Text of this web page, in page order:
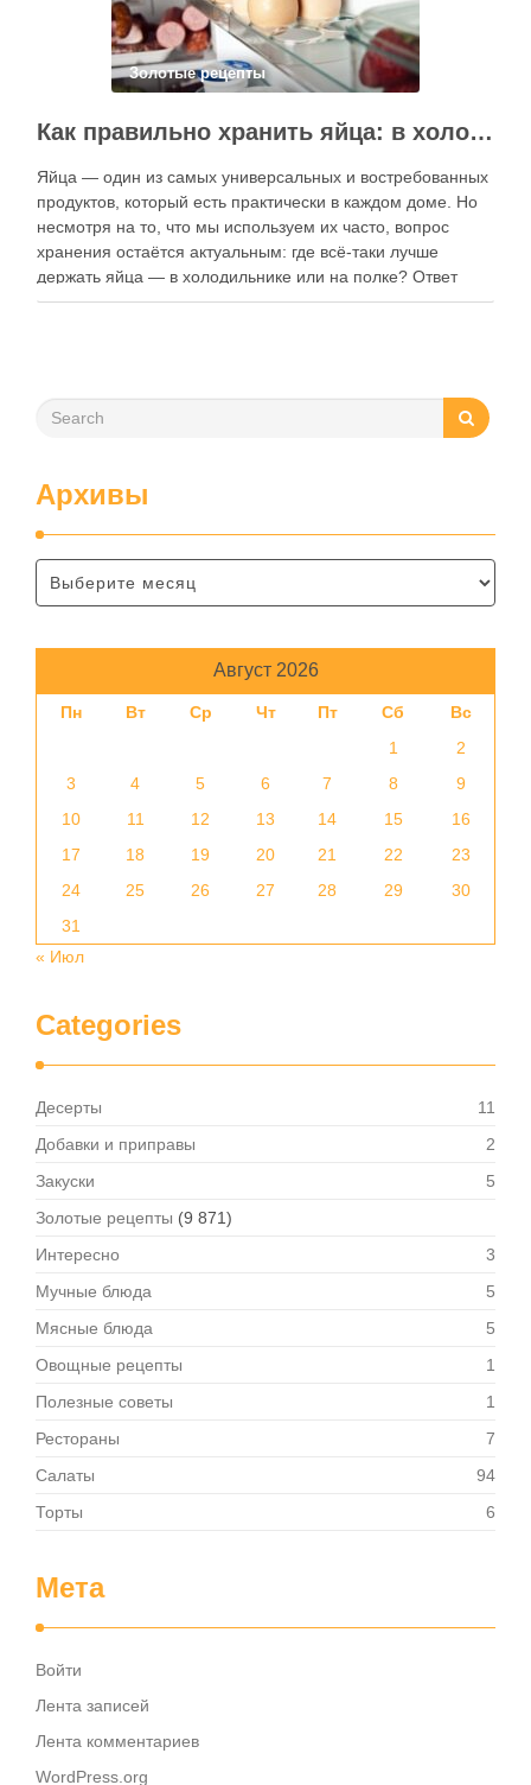
Золотые рецепты
Как правильно хранить яйца: в холодильнике или на полке?
Яйца — один из самых универсальных и востребованных
продуктов, который есть практически в каждом доме. Но
несмотря на то, что мы используем их часто, вопрос
хранения остаётся актуальным: где всё-таки лучше
держать яйца — в холодильнике или на полке? Ответ
зависит от нескольких факторов, включая температуру
Архивы
Август 2026
Пн Вт Ср Чт Пт Сб
Вс
1
2
3
4 5 6 7 8
9
10
11 12 13 14 15
16
17
18 19 20 21 22
23
24
25 26 27 28 29
30
31
« Июл
Categories
Десерты
11
Добавки и приправы
2
Закуски
5
Золотые рецепты (9 871)
Интересно
3
Мучные блюда
5
Мясные блюда
5
Овощные рецепты
1
Полезные советы
1
Рестораны
7
Салаты
94
Торты
6
Мета
Войти
Лента записей
Лента комментариев
WordPress.org